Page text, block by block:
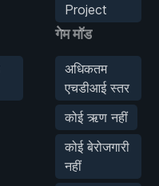
Project
गेम मॉड
अधिकतम
एचडीआई स्तर
कोई ऋण नहीं
कोई बेरोजगारी
नहीं